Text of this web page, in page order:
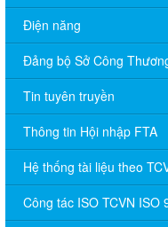
Điện năng
Đảng bộ Sở Công
Tin tuyên truyền
Thông tin Hội nhập FTA
Hệ thống tài liệu theo
Công tác ISO TCVN ISO